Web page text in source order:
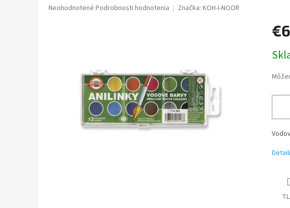
Priemerné
hviezdičiek.
Neohodnotené Podrobnosti hodnotenia Značka: KOH-I-NOOR
cena: